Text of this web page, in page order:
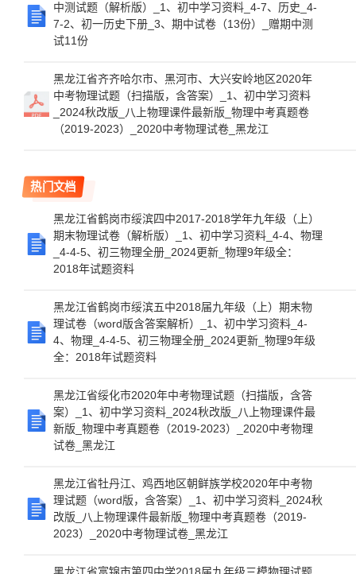
中测试题（解析版）_1、初中学习资料_4-7、历史_4-
7-2、初一历史下册_3、期中试卷（13份）_赠期中测
试11份
黑龙江省齐齐哈尔市、黑河市、大兴安岭地区2020年
中考物理试题（扫描版，含答案）_1、初中学习资料
_2024秋改版_八上物理课件最新版_物理中考真题卷
（2019-2023）_2020中考物理试卷_黑龙江
热门文档
黑龙江省鹤岗市绥滨四中2017-2018学年九年级（上）
期末物理试卷（解析版）_1、初中学习资料_4-4、物理
_4-4-5、初三物理全册_2024更新_物理9年级全：
2018年试题资料
黑龙江省鹤岗市绥滨五中2018届九年级（上）期末物
理试卷（word版含答案解析）_1、初中学习资料_4-
4、物理_4-4-5、初三物理全册_2024更新_物理9年级
全：2018年试题资料
黑龙江省绥化市2020年中考物理试题（扫描版，含答
案）_1、初中学习资料_2024秋改版_八上物理课件最
新版_物理中考真题卷（2019-2023）_2020中考物理
试卷_黑龙江
黑龙江省牡丹江、鸡西地区朝鲜族学校2020年中考物
理试题（word版，含答案）_1、初中学习资料_2024秋
改版_八上物理课件最新版_物理中考真题卷（2019-
2023）_2020中考物理试卷_黑龙江